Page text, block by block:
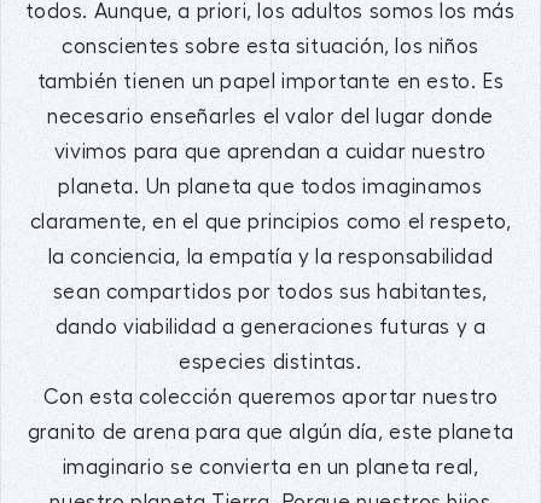
todos. Aunque, a priori, los adultos somos los más
conscientes sobre esta situación, los niños
también tienen un papel importante en esto. Es
necesario enseñarles el valor del lugar donde
vivimos para que aprendan a cuidar nuestro
planeta. Un planeta que todos imaginamos
claramente, en el que principios como el respeto,
la conciencia, la empatía y la responsabilidad
sean compartidos por todos sus habitantes,
dando viabilidad a generaciones futuras y a
especies distintas.
Con esta colección queremos aportar nuestro
granito de arena para que algún día, este planeta
imaginario se convierta en un planeta real,